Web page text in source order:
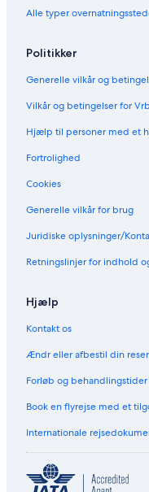
Alle typer
Politikker
Generelle vilkår og
Vilkår og betingelser for
Hjælp til personer med et
Fortrolighed
Cookies
Generelle vilkår for brug
Juridiske oplysninger/
Retningslinjer for indhold
Hjælp
Kontakt os
Ændr eller afbestil din
Forløb og
Book en flyrejse med et
Internationale